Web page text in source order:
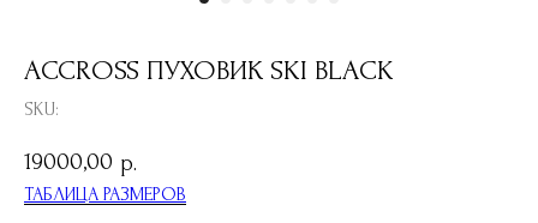
ACCROSS ПУХОВИК SKI BLACK
SKU:
19000,00 р.
ТАБЛИЦА РАЗМЕРОВ